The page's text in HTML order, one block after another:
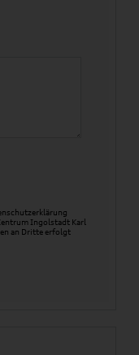
Ingolstadt Karl
an Dritte erfolgt